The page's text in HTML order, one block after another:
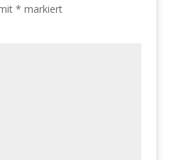
* markiert